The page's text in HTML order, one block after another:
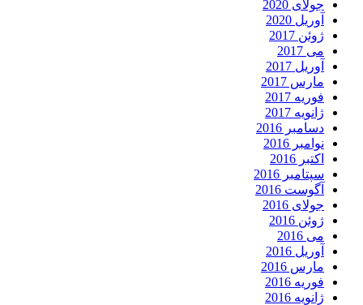
جولای 2020
آوریل 2020
ژوئن 2017
می 2017
آوریل 2017
مارس 2017
فوریه 2017
ژانویه 2017
دسامبر 2016
نوامبر 2016
اکتبر 2016
سپتامبر 2016
آگوست 2016
جولای 2016
ژوئن 2016
می 2016
آوریل 2016
مارس 2016
فوریه 2016
ژانویه 2016